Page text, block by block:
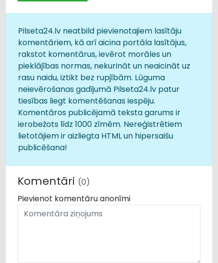
Pilseta24.lv neatbild pievienotajiem lasītāju
komentāriem, kā arī aicina portāla lasītājus,
rakstot komentārus, ievērot morāles un
pieklājības normas, nekurināt un neaicināt uz
rasu naidu, iztikt bez rupjībām. Lūguma
neievērošanas gadījumā Pilseta24.lv patur
tiesības liegt komentēšanas iespēju.
Komentāros publicējamā teksta garums ir
ierobežots līdz 1000 zīmēm. Nereģistrētiem
lietotājiem ir aizliegta HTML un hipersaišu
publicēšana!
Komentāri (0)
Pievienot komentāru anonīmi